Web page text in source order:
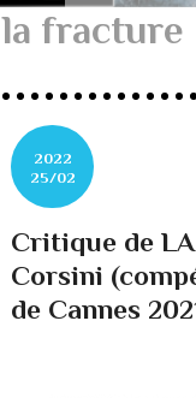
la fracture
2022
25/02
Critique de
Corsini
de Cannes